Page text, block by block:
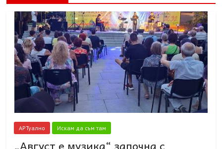
АРТуално Искам да съм там